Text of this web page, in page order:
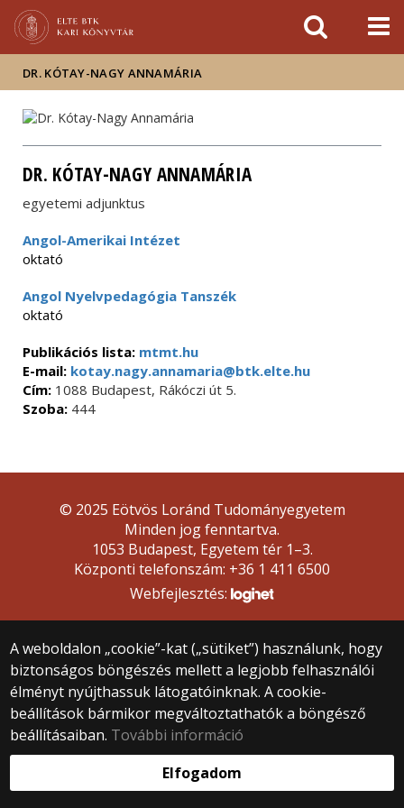
sajtóban
DR. KÓTAY-NAGY ANNAMÁRIA
DR. KÓTAY-NAGY ANNAMÁRIA
egyetemi adjunktus
Angol-Amerikai Intézet
oktató
Angol Nyelvpedagógia Tanszék
oktató
Publikációs lista: mtmt.hu
E-mail: kotay.nagy.annamaria@btk.elte.hu
Cím: 1088 Budapest, Rákóczi út 5.
Szoba: 444
A weboldalon „cookie”-kat („sütiket”) használunk, hogy
biztonságos böngészés mellett a legjobb felhasználói
élményt nyújthassuk látogatóinknak. A cookie-
beállítások bármikor megváltoztathatók a böngésző
beállításaiban. További információ
Elfogadom
© 2025 Eötvös Loránd Tudományegyetem
Minden jog fenntartva.
1053 Budapest, Egyetem tér 1–3.
Központi telefonszám: +36 1 411 6500
Webfejlesztés: